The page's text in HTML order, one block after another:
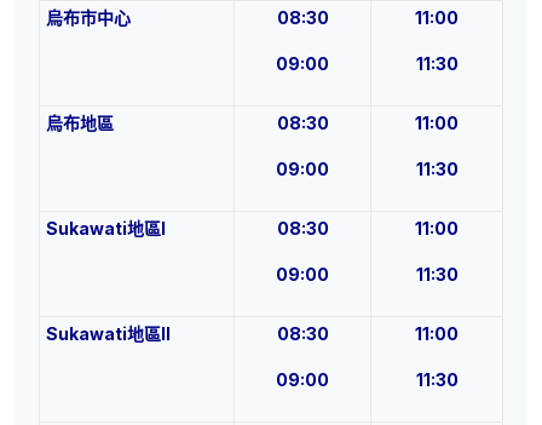
烏布市中心 08:30
09:00
11:00
11:30
烏布地區 08:30
09:00
11:00
11:30
Sukawati地區I 08:30
09:00
11:00
11:30
Sukawati地區II 08:30
09:00
11:00
11:30